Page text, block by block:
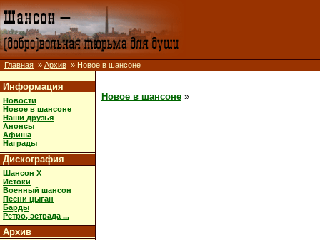
Главная » Архив » Новое в шансоне
Информация
Новости
Новое в шансоне
Наши друзья
Анонсы
Афиша
Награды
Дискография
Шансон X
Истоки
Военный шансон
Песни цыган
Барды
Ретро, эстрада ...
Архив
Новое в шансоне »